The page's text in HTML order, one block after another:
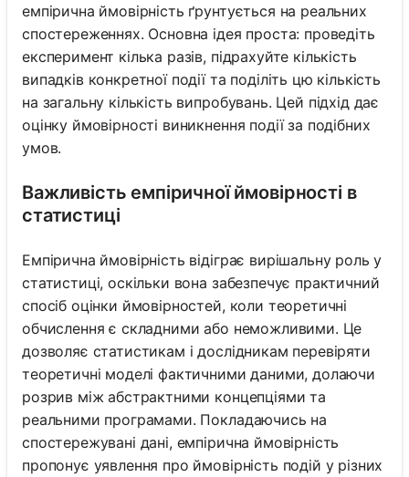
емпірична ймовірність ґрунтується на реальних
спостереженнях. Основна ідея проста: проведіть
експеримент кілька разів, підрахуйте кількість
випадків конкретної події та поділіть цю кількість
на загальну кількість випробувань. Цей підхід дає
оцінку ймовірності виникнення події за подібних
умов.
Важливість емпіричної ймовірності в
статистиці
Емпірична ймовірність відіграє вирішальну роль у
статистиці, оскільки вона забезпечує практичний
спосіб оцінки ймовірностей, коли теоретичні
обчислення є складними або неможливими. Це
дозволяє статистикам і дослідникам перевіряти
теоретичні моделі фактичними даними, долаючи
розрив між абстрактними концепціями та
реальними програмами. Покладаючись на
спостережувані дані, емпірична ймовірність
пропонує уявлення про ймовірність подій у різних